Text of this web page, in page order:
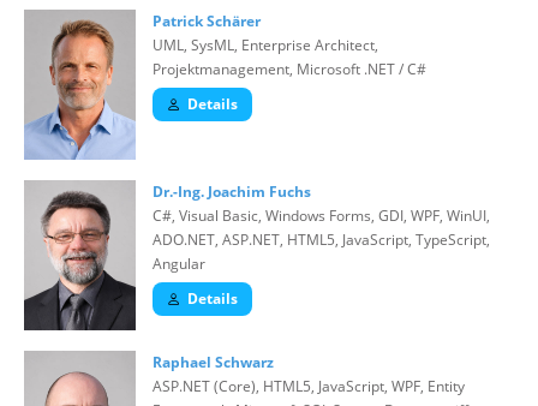
Patrick Schärer
UML, SysML, Enterprise Architect,
Projektmanagement, Microsoft .NET / C#
Details
Dr.-Ing. Joachim Fuchs
C#, Visual Basic, Windows Forms, GDI, WPF, WinUI,
ADO.NET, ASP.NET, HTML5, JavaScript, TypeScript,
Angular
Details
Raphael Schwarz
ASP.NET (Core), HTML5, JavaScript, WPF, Entity